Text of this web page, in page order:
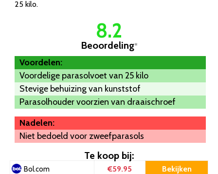
25 kilo.
8.2
Beoordeling*
Voordelen:
Voordelige parasolvoet van 25 kilo
Stevige behuizing van kunststof
Parasolhouder voorzien van draaischroef
Nadelen:
Niet bedoeld voor zweefparasols
Te koop bij:
Bol.com €59.95 Bekijken